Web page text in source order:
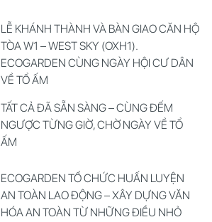
LỄ KHÁNH THÀNH VÀ BÀN GIAO CĂN HỘ
TÒA W1 – WEST SKY (OXH1).
ECOGARDEN CÙNG NGÀY HỘI CƯ DÂN
VỀ TỔ ẤM
TẤT CẢ ĐÃ SẴN SÀNG – CÙNG ĐẾM
NGƯỢC TỪNG GIỜ, CHỜ NGÀY VỀ TỔ
ẤM
ECOGARDEN TỔ CHỨC HUẤN LUYỆN
AN TOÀN LAO ĐỘNG – XÂY DỰNG VĂN
HÓA AN TOÀN TỪ NHỮNG ĐIỀU NHỎ